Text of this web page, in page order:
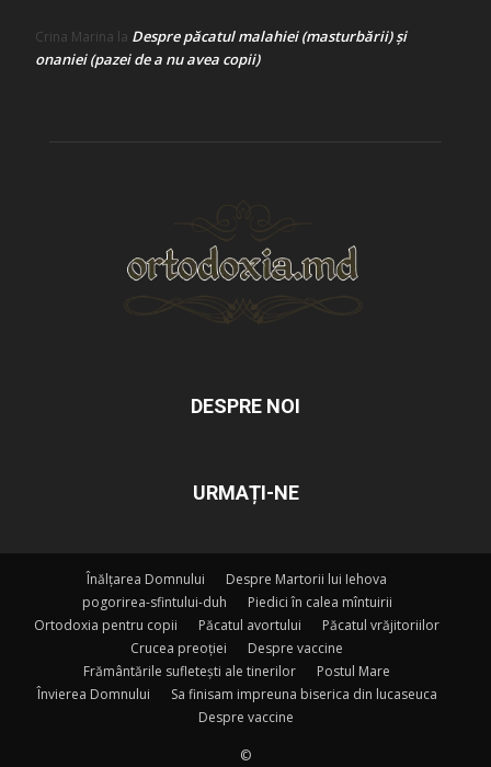
Crina Marina la Despre păcatul malahiei (masturbării) şi
onaniei (pazei de a nu avea copii)
DESPRE NOI
URMAȚI-NE
Înălțarea Domnului
Despre Martorii lui Iehova
pogorirea-sfintului-duh
Piedici în calea mîntuirii
Ortodoxia pentru copii
Păcatul avortului
Păcatul vrăjitoriilor
Crucea preoției
Despre vaccine
Frământările sufletești ale tinerilor
Postul Mare
Învierea Domnului
Sa finisam impreuna biserica din lucaseuca
Despre vaccine
©